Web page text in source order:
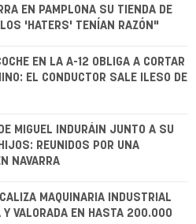
EN PAMPLONA SU TIENDA DE
'HATERS' TENÍAN RAZÓN"
EN LA A-12 OBLIGA A CORTAR
EL CONDUCTOR SALE ILESO DE
MIGUEL INDURÁIN JUNTO A SU
REUNIDOS POR UNA
NAVARRA
MAQUINARIA INDUSTRIAL
Y VALORADA EN HASTA 200.000